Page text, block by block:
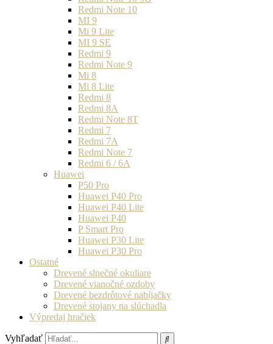
Redmi Note 10
MI 9
Mi 9 Lite
MI 9 SE
Redmi 9
Redmi Note 9
Mi 8
Mi 8 Lite
Redmi 8
Redmi 8A
Redmi Note 8T
Redmi 7
Redmi 7A
Redmi Note 7
Redmi 6 / 6A
Huawei
P50 Pro
Huawei P40 Pro
Huawei P40 Lite
Huawei P40
P Smart Pro
Huawei P30 Lite
Huawei P30 Pro
Ostatné
Drevené slnečné okuliare
Drevené vianočné ozdoby
Drevené bezdrôtové nabíjačky
Drevené stojany na slúchadla
Výpredaj hračiek
Vyhľadať